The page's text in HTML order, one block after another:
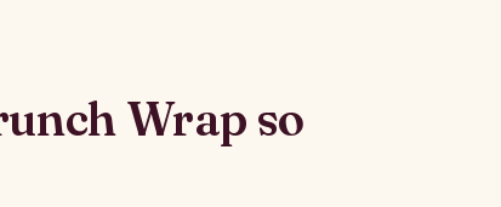
Wrap so